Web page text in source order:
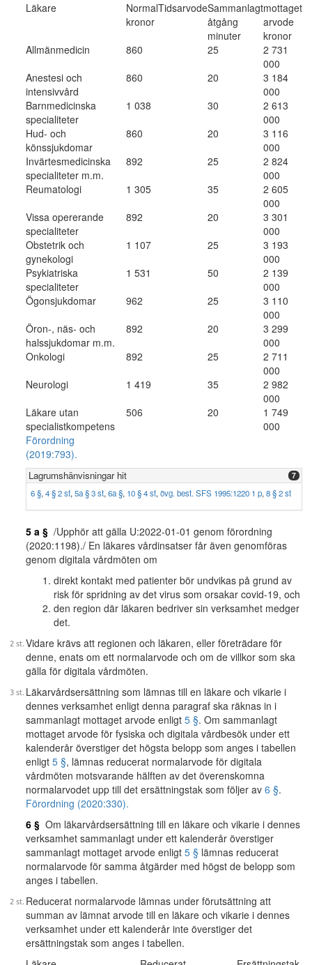
Läkare
NormalTidsarvode
kronor
Sammanlagt
åtgång
minuter
mottaget
arvode
kronor
Allmänmedicin
860 25
2 731
000
Anestesi och
intensivvård
860 20
3 184
000
Barnmedicinska
specialiteter
1 038 30
2 613
000
Hud- och
könssjukdomar
860 20
3 116
000
Invärtesmedicinska
specialiteter m.m.
892 25
2 824
000
Reumatologi
1 305 35
2 605
000
Vissa opererande
specialiteter
892 20
3 301
000
Obstetrik och
gynekologi
1 107 25
3 193
000
Psykiatriska
specialiteter
1 531 50
2 139
000
Ögonsjukdomar
962 25
3 110
000
Öron-, näs- och
halssjukdomar m.m.
892 20
3 299
000
Onkologi
892 25
2 711
000
Neurologi
1 419 35
2 982
000
Läkare utan
specialistkompetens
Förordning
(2019:793).
506 20
1 749
000
Lagrumshänvisningar hit 7
6 §, 4 § 2 st, 5a § 3 st, 6a §, 10 § 4 st, övg. best. SFS 1995:1220 1 p, 8 § 2 st
5 a § /Upphör att gälla U:2022-01-01 genom förordning
(2020:1198)./ En läkares vårdinsatser får även genomföras
genom digitala vårdmöten om
direkt kontakt med patienter bör undvikas på grund av
risk för spridning av det virus som orsakar covid-19, och
den region där läkaren bedriver sin verksamhet medger
det.
Vidare krävs att regionen och läkaren, eller företrädare för
denne, enats om ett normalarvode och om de villkor som ska
gälla för digitala vårdmöten.
Läkarvårdsersättning som lämnas till en läkare och vikarie i
dennes verksamhet enligt denna paragraf ska räknas in i
sammanlagt mottaget arvode enligt 5 §. Om sammanlagt
mottaget arvode för fysiska och digitala vårdbesök under ett
kalenderår överstiger det högsta belopp som anges i tabellen
enligt 5 §, lämnas reducerat normalarvode för digitala
vårdmöten motsvarande hälften av det överenskomna
normalarvodet upp till det ersättningstak som följer av 6 §.
Förordning (2020:330).
6 § Om läkarvårdsersättning till en läkare och vikarie i dennes
verksamhet sammanlagt under ett kalenderår överstiger
sammanlagt mottaget arvode enligt 5 § lämnas reducerat
normalarvode för samma åtgärder med högst de belopp som
anges i tabellen.
Reducerat normalarvode lämnas under förutsättning att
summan av lämnat arvode till en läkare och vikarie i dennes
verksamhet under ett kalenderår inte överstiger det
ersättningstak som anges i tabellen.